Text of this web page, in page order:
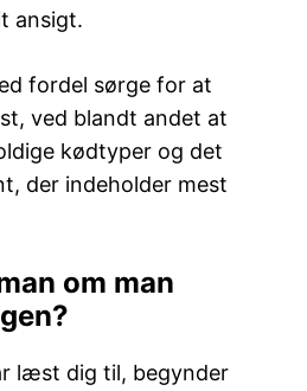
ansigt.
fordel sørge for at
ved blandt andet at
kødtyper og det
der indeholder mest
om man
læst dig til, begynder